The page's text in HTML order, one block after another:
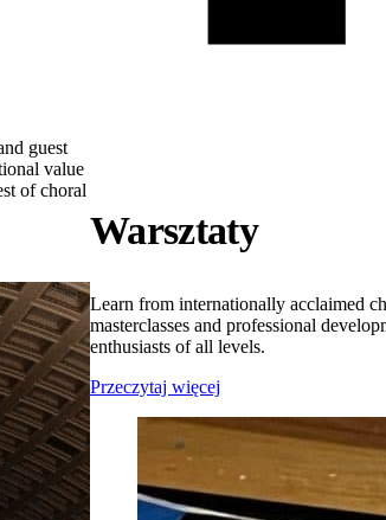
guest
value
of choral
Warsztaty
Learn from internationally acclaimed
masterclasses and professional
enthusiasts of all levels.
Przeczytaj więcej